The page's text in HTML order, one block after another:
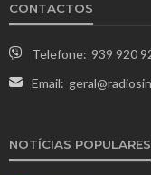
CONTACTOS
Telefone: 939 920
Email:
NOTÍCIAS POPULARES